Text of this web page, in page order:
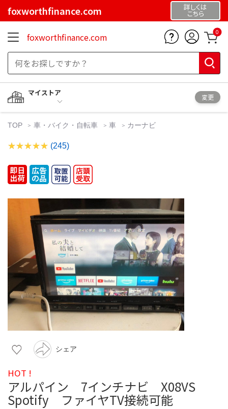
foxworthfinance.com 詳しくは
こちら
foxworthfinance.com 0
マイストア
変更
TOP 車・バイク・自転車 車 カーナビ
(245)
シェア
HOT !
アルパイン 7インチナビ X08VS
Spotify ファイヤTV接続可能